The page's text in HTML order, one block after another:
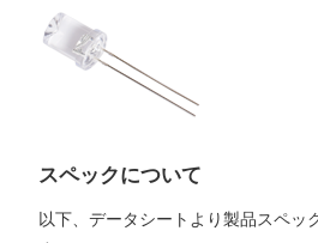
スペックについて
以下、データシートより製品スペッ